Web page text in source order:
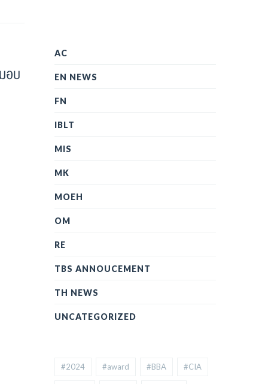
อบ
AC
EN NEWS
FN
IBLT
MIS
MK
MOEH
OM
RE
TBS ANNOUCEMENT
TH NEWS
UNCATEGORIZED
#2024 #award #BBA #CIA